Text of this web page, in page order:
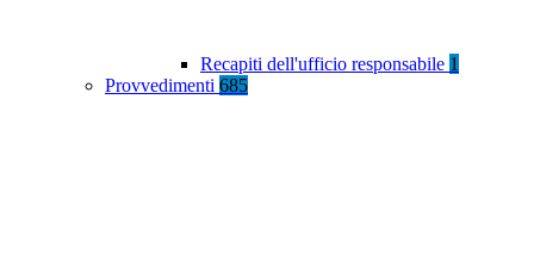
Recapiti dell'ufficio responsabile 1
Provvedimenti 685